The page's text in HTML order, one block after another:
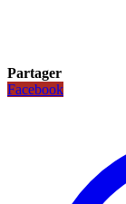
Partager
Facebook